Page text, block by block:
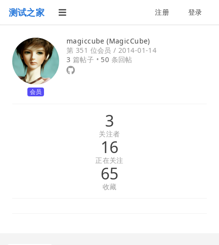
测试之家 注册 登录
会员
magiccube (MagicCube)
第 351 位会员 /2014-01-14
3 篇帖子 • 50 条回帖
3
关注者
16
正在关注
65
收藏